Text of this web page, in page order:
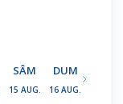
SÂM
15 AUG.
DUM
16 AUG.